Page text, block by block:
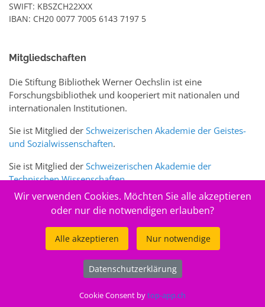
SWIFT: KBSZCH22XXX
IBAN: CH20 0077 7005 6143 7197 5
Mitgliedschaften
Die Stiftung Bibliothek Werner Oechslin ist eine
Forschungsbibliothek und kooperiert mit nationalen und
internationalen Institutionen.
Sie ist Mitglied der Schweizerischen Akademie der Geistes-
und Sozialwissenschaften.
Sie ist Mitglied der Schweizerischen Akademie der
Technischen Wissenschaften.
Sie ist zudem Mitglied des Schweizer Portalswww.sciences-
Stiftung Bibliothek Werner Oechslin
Wir verwenden Cookies. Möchten Sie alle akzeptieren
oder nur die notwendigen erlauben?
Alle akzeptieren Nur notwendige
Datenschutzerklärung
Cookie Consent bytop-app.ch